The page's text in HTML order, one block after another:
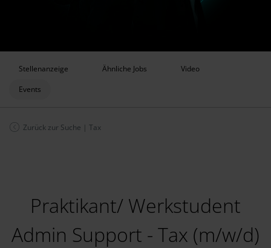
Stellenanzeige Ähnliche Jobs
Video
Events
Zurück zur Suche | Tax
Praktikant/ Werkstudent
Admin Support - Tax (m/w/d)